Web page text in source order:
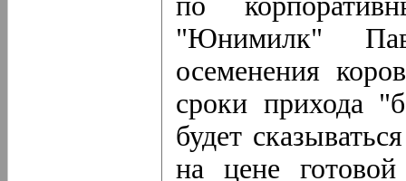
"Юнимилк"
осеменения
сроки прихода
будет
на цене